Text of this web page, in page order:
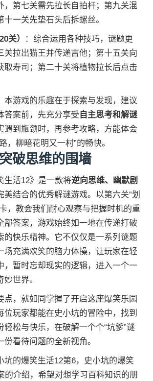
，第七关需先拉长自拍杆；第九关混
十一关先垫石头后拆螺丝。
关）
：综合运用各种技巧，谜题更
关拉出猫王并传递吉他；第十五关向
取寿司；第二十关将植物拉长后点击
本游戏的乐趣在于探索与发现，建议
答案前，先充分享受 自主思考和解谜
遇到瓶颈时，再参考攻略，方能体会
，柳暗花明又一村”的畅快。
破思维的围墙
生活12》是一款将逆向思维、幽默剧
美结合的优秀解谜游戏。以第六关“划
，教会我们耐心观察与把握时机的重
部答案，游戏始终如一地在传递打破
的快乐精神。它不仅仅是一系列谜题
场充满欢笑的脑力体操，让玩家在轻
，暂时忘却现实的逻辑，进入一个一
世界。
点，就如同掌握了开启这座爆笑乐园
位玩家都能在史小坑的冒险中，找到
轻松与快乐，在破解一个个“坑爹”谜
看待问题的全新视角。
坑的爆笑生活12第6，史小坑的爆笑
的介绍，希望对想学习百科知识的朋